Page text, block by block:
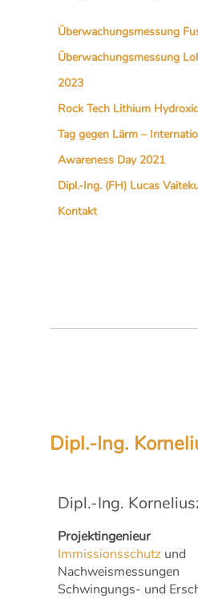
Überwachungsmessung
Überwachungsmessung
2023
Rock Tech Lithium
Tag gegen Lärm –
Awareness Day 2021
Dipl.-Ing. (FH) Lucas
Kontakt
Dipl.-Ing.
Dipl.-Ing.
Projektingenieur
Immissionsschutz und
Nachweismessungen
Schwingungs- und